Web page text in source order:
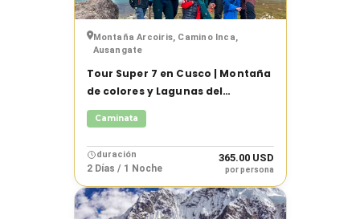
›
Limpiar
resultados
Montaña Arcoiris, Camino Inca,
Ausangate
Tour Super 7 en Cusco | Montaña
de colores y Lagunas del
Ausangate 2 días
Caminata
duración
2 Días / 1 Noche
365.00 USD
por persona